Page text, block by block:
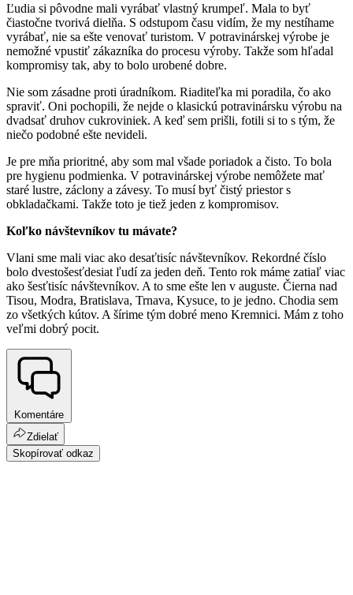
Ľudia si pôvodne mali vyrábať vlastný krumpeľ. Mala to byť
čiastočne tvorivá dielňa. S odstupom času vidím, že my nestíhame
vyrábať, nie sa ešte venovať turistom. V potravinárskej výrobe je
nemožné vpustiť zákazníka do procesu výroby. Takže som hľadal
kompromisy tak, aby to bolo urobené dobre.
Nie som zásadne proti úradníkom. Riaditeľka mi poradila, čo ako
spraviť. Oni pochopili, že nejde o klasickú potravinársku výrobu na
dvadsať druhov cukroviniek. A keď sem prišli, fotili si to s tým, že
niečo podobné ešte nevideli.
Je pre mňa prioritné, aby som mal všade poriadok a čisto. To bola
pre hygienu podmienka. V potravinárskej výrobe nemôžete mať
staré lustre, záclony a závesy. To musí byť čistý priestor s
obkladačkami. Takže toto je tiež jeden z kompromisov.
Koľko návštevníkov tu mávate?
Vlani sme mali viac ako desaťtisíc návštevníkov. Rekordné číslo
bolo dvestošesťdesiat ľudí za jeden deň. Tento rok máme zatiaľ viac
ako šesťtisíc návštevníkov. A to sme ešte len v auguste. Čierna nad
Tisou, Modra, Bratislava, Trnava, Kysuce, to je jedno. Chodia sem
zo všetkých kútov. A šírime tým dobré meno Kremnici. Mám z toho
veľmi dobrý pocit.
Komentáre
Zdielať
Skopírovať odkaz